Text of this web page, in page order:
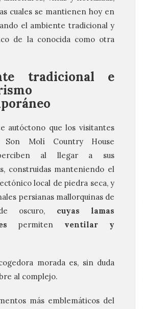
cuales se mantienen hoy en
el ambiente tradicional y
de la conocida como otra
tradicional e
autóctono que los visitantes
Son Molí Country House
al llegar a sus
construidas manteniendo el
local de piedra seca, y
persianas mallorquinas de
oscuro, cuyas lamas
permiten
ventilar y
morada es, sin duda
al complejo.
más emblemáticos del